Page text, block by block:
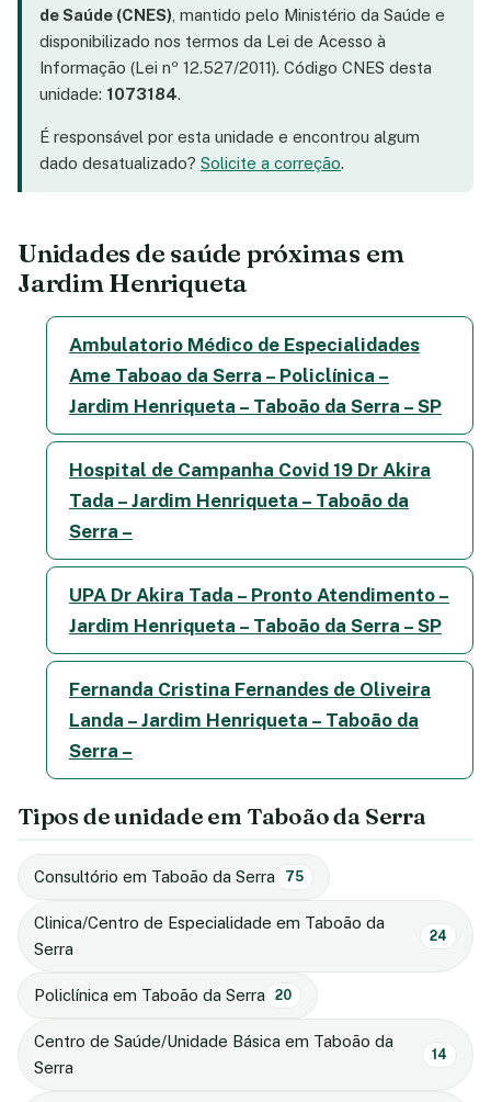
de Saúde (CNES) , mantido pelo Ministério da Saúde e
disponibilizado nos termos da Lei de Acesso à
Informação (Lei nº 12.527/2011). Código CNES desta
unidade: 1073184.
É responsável por esta unidade e encontrou algum
dado desatualizado? Solicite a correção.
Unidades de saúde próximas em
Jardim Henriqueta
Ambulatorio Médico de Especialidades
Ame Taboao da Serra – Policlínica –
Jardim Henriqueta – Taboão da Serra – SP
Hospital de Campanha Covid 19 Dr Akira
Tada – Jardim Henriqueta – Taboão da
Serra –
UPA Dr Akira Tada – Pronto Atendimento –
Jardim Henriqueta – Taboão da Serra – SP
Fernanda Cristina Fernandes de Oliveira
Landa – Jardim Henriqueta – Taboão da
Serra –
Tipos de unidade em Taboão da Serra
Consultório em Taboão da Serra 75
Clinica/Centro de Especialidade em Taboão da
Serra
24
Policlínica em Taboão da Serra 20
Centro de Saúde/Unidade Básica em Taboão da
Serra
14